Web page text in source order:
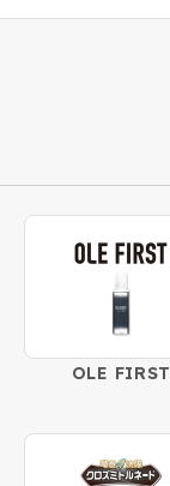
OLE FIRST